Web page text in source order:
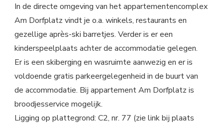
In de directe omgeving van het appartementencomplex
Am Dorfplatz vindt je o.a. winkels, restaurants en
gezellige après-ski barretjes. Verder is er een
kinderspeelplaats achter de accommodatie gelegen.
Er is een skiberging en wasruimte aanwezig en er is
voldoende gratis parkeergelegenheid in de buurt van
de accommodatie. Bij appartement Am Dorfplatz is
broodjesservice mogelijk.
Ligging op plattegrond: C2, nr. 77 (zie link bij plaats